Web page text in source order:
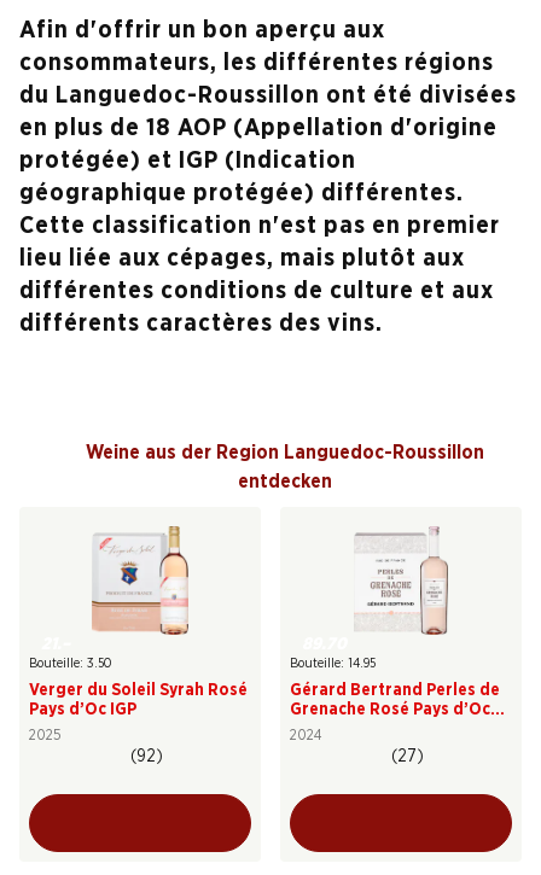
Afin d'offrir un bon aperçu aux
consommateurs, les différentes régions
du Languedoc-Roussillon ont été divisées
en plus de 18 AOP (Appellation d'origine
protégée) et IGP (Indication
géographique protégée) différentes.
Cette classification n'est pas en premier
lieu liée aux cépages, mais plutôt aux
différentes conditions de culture et aux
différents caractères des vins.
Weine aus der Region Languedoc-Roussillon
entdecken
Bouteille: 3.50
Verger du Soleil Syrah Rosé
Pays d’Oc IGP
2025
(92)
Bouteille: 14.95
Gérard Bertrand Perles de
Grenache Rosé Pays d’Oc
IGP
2024
(27)